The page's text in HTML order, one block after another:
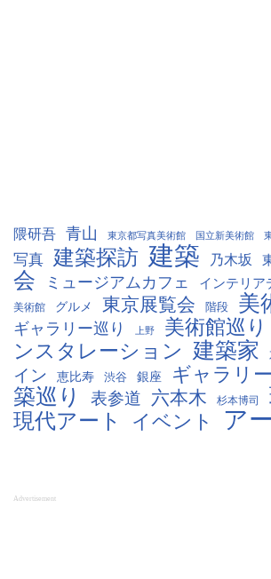
隈研吾 青山 東京都写真美術館 国立新美術館
写真 建築探訪 建築 乃木坂
会
ミュージアムカフェ インテリア
美術館
グルメ 東京展覧会 階段 美
ギャラリー巡り 上野 美術館巡り
ンスタレーション 建築家
イン
恵比寿 渋谷 銀座 ギャラリー
築巡り
表参道 六本木 杉本博司
現代アート イベント ア
Advertisement